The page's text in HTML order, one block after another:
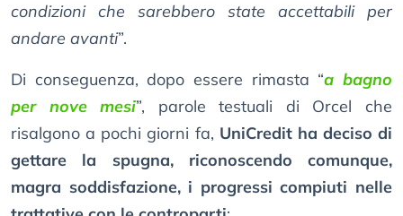
condizioni che sarebbero state accettabili per
andare avanti”.
Di conseguenza, dopo essere rimasta “a bagno
per nove mesi”, parole testuali di Orcel che
risalgono a pochi giorni fa, UniCredit ha deciso di
gettare la spugna, riconoscendo comunque,
magra soddisfazione, i progressi compiuti nelle